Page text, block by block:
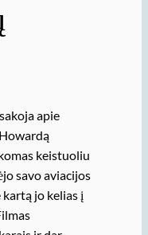
apie
keistuoliu
savo aviacijos
kartą jo kelias į